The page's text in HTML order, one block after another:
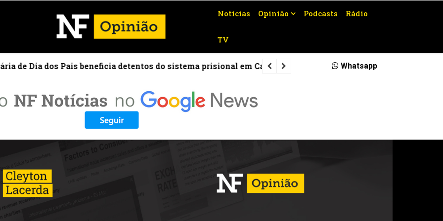
Notícias Opinião Podcasts Rádio
TV
Dia dos Pais beneficia detentos do sistema prisional em Campos Marco Antônio Rodrigues Simões
Whatsapp